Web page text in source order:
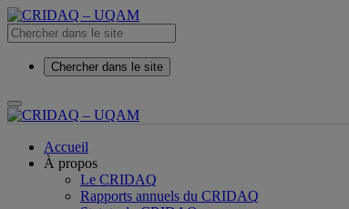
Chercher dans le site
Accueil
À propos
Le CRIDAQ
Rapports annuels du CRIDAQ